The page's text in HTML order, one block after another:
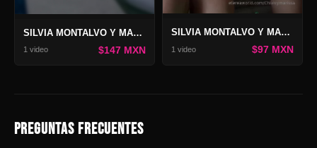
SILVIA MONTALVO Y MARISSA ZÚÑIGA VIDEO VIDEO HEAVEN
1 video $147 MXN
SILVIA MONTALVO Y MARISSA ZÚÑIGA VIDEO
1 video $97 MXN
PREGUNTAS FRECUENTES